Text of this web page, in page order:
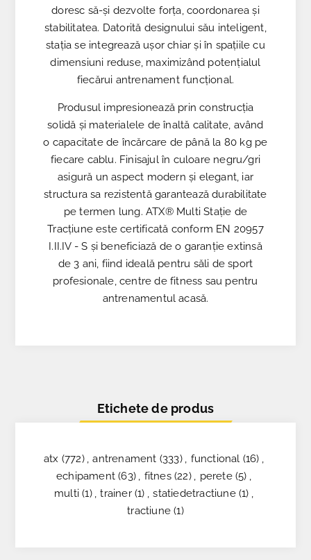
doresc să-și dezvolte forța, coordonarea și
stabilitatea. Datorită designului său inteligent,
stația se integrează ușor chiar și în spațiile cu
dimensiuni reduse, maximizând potențialul
fiecărui antrenament funcțional.
Produsul impresionează prin construcția
solidă și materialele de înaltă calitate, având
o capacitate de încărcare de până la 80 kg pe
fiecare cablu. Finisajul în culoare negru/gri
asigură un aspect modern și elegant, iar
structura sa rezistentă garantează durabilitate
pe termen lung. ATX® Multi Stație de
Tracțiune este certificată conform EN 20957
I.II.IV - S și beneficiază de o garanție extinsă
de 3 ani, fiind ideală pentru săli de sport
profesionale, centre de fitness sau pentru
antrenamentul acasă.
Etichete de produs
atx (772) , antrenament (333) , functional (16) ,
echipament (63) , fitnes (22) , perete (5) ,
multi (1) , trainer (1) , statiedetractiune (1) ,
tractiune (1)